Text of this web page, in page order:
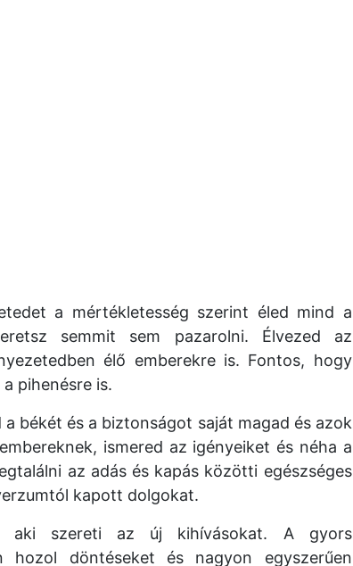
a mértékletesség szerint éled mind a
semmit sem pazarolni. Élvezed az
élő emberekre is. Fontos, hogy
pihenésre is.
a békét és a biztonságot saját magad és azok
ismered az igényeiket és néha a
az adás és kapás közötti egészséges
kapott dolgokat.
aki szereti az új kihívásokat. A gyors
hozol döntéseket és nagyon egyszerűen